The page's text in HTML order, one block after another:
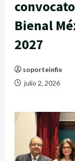
Bienal
2027
soporteinfix
julio 2, 2026